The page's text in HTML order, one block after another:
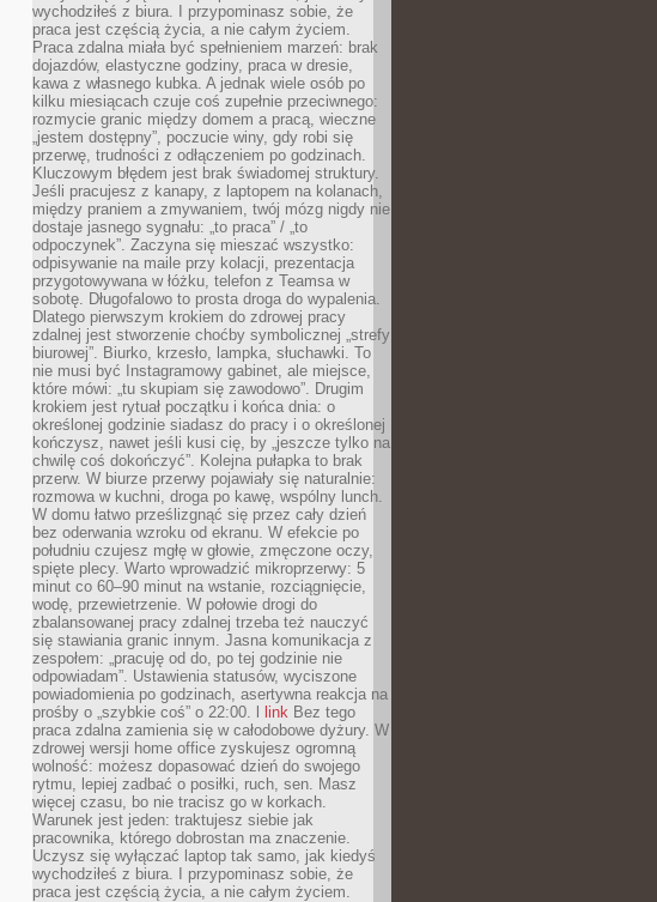
wychodziłeś z biura. I przypominasz sobie, że
praca jest częścią życia, a nie całym życiem.
Praca zdalna miała być spełnieniem marzeń: brak
dojazdów, elastyczne godziny, praca w dresie,
kawa z własnego kubka. A jednak wiele osób po
kilku miesiącach czuje coś zupełnie przeciwnego:
rozmycie granic między domem a pracą, wieczne
„jestem dostępny”, poczucie winy, gdy robi się
przerwę, trudności z odłączeniem po godzinach.
Kluczowym błędem jest brak świadomej struktury.
Jeśli pracujesz z kanapy, z laptopem na kolanach,
między praniem a zmywaniem, twój mózg nigdy nie
dostaje jasnego sygnału: „to praca” / „to
odpoczynek”. Zaczyna się mieszać wszystko:
odpisywanie na maile przy kolacji, prezentacja
przygotowywana w łóżku, telefon z Teamsa w
sobotę. Długofalowo to prosta droga do wypalenia.
Dlatego pierwszym krokiem do zdrowej pracy
zdalnej jest stworzenie choćby symbolicznej „strefy
biurowej”. Biurko, krzesło, lampka, słuchawki. To
nie musi być Instagramowy gabinet, ale miejsce,
które mówi: „tu skupiam się zawodowo”. Drugim
krokiem jest rytuał początku i końca dnia: o
określonej godzinie siadasz do pracy i o określonej
kończysz, nawet jeśli kusi cię, by „jeszcze tylko na
chwilę coś dokończyć”. Kolejna pułapka to brak
przerw. W biurze przerwy pojawiały się naturalnie:
rozmowa w kuchni, droga po kawę, wspólny lunch.
W domu łatwo prześlizgnąć się przez cały dzień
bez oderwania wzroku od ekranu. W efekcie po
południu czujesz mgłę w głowie, zmęczone oczy,
spięte plecy. Warto wprowadzić mikroprzerwy: 5
minut co 60–90 minut na wstanie, rozciągnięcie,
wodę, przewietrzenie. W połowie drogi do
zbalansowanej pracy zdalnej trzeba też nauczyć
się stawiania granic innym. Jasna komunikacja z
zespołem: „pracuję od do, po tej godzinie nie
odpowiadam”. Ustawienia statusów, wyciszone
powiadomienia po godzinach, asertywna reakcja na
prośby o „szybkie coś” o 22:00. l
link Bez tego
praca zdalna zamienia się w całodobowe dyżury. W
zdrowej wersji home office zyskujesz ogromną
wolność: możesz dopasować dzień do swojego
rytmu, lepiej zadbać o posiłki, ruch, sen. Masz
więcej czasu, bo nie tracisz go w korkach.
Warunek jest jeden: traktujesz siebie jak
pracownika, którego dobrostan ma znaczenie.
Uczysz się wyłączać laptop tak samo, jak kiedyś
wychodziłeś z biura. I przypominasz sobie, że
praca jest częścią życia, a nie całym życiem.